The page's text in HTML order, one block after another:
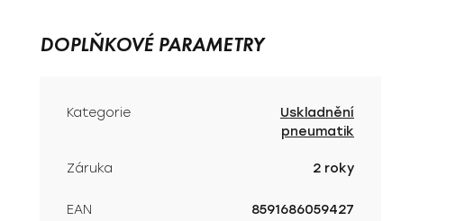
DOPLŇKOVÉ PARAMETRY
Kategorie
Uskladnění
pneumatik
Záruka 2 roky
EAN 8591686059427